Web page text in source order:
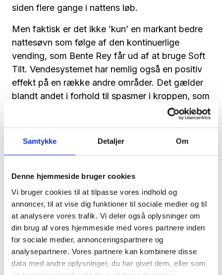
Samtykke Detaljer Om
Denne hjemmeside bruger cookies
Vi bruger cookies til at tilpasse vores indhold og
annoncer, til at vise dig funktioner til sociale medier og til
at analysere vores trafik. Vi deler også oplysninger om
din brug af vores hjemmeside med vores partnere inden
for sociale medier, annonceringspartnere og
analysepartnere. Vores partnere kan kombinere disse
data med andre oplysninger, du har givet dem, eller som
siden flere gange i nattens løb.
Men faktisk er det ikke ’kun’ en markant bedre
nattesøvn som følge af den kontinuerlige
vending, som Bente Rey får ud af at bruge Soft
Tilt. Vendesystemet har nemlig også en positiv
effekt på en række andre områder. Det gælder
blandt andet i forhold til spasmer i kroppen, som
Bente har døjet en del med, og ikke mindst når
- Desuden oplever jeg ikke længere at vågne
om natten på grund af spasmer i ben, fødder og
Soft Tilt klart er med til at minimere risikoen for
tryksår for mig, da jeg ikke selv er i stand til at
skifte stilling om natten, fortæller Bente Rey.
Et værdifuldt samarbejde
Careturner har i løbet af 2022 – gennem
Danish.Care – indledt et samarbejde med Dansk